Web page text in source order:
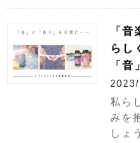
「
らし
「音
私ら
みを
しょ